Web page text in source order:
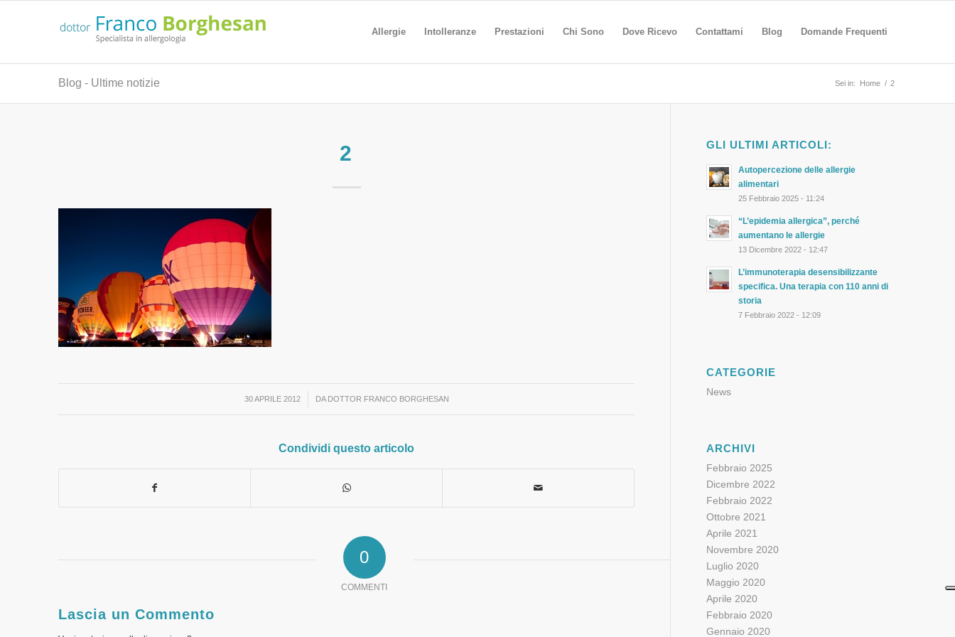
Allergie Intolleranze Prestazioni Chi Sono Dove Ricevo Contattami Blog Domande Frequenti
Blog - Ultime notizie Sei in: Home / 2
2
30 APRILE 2012
/ DA DOTTOR FRANCO BORGHESAN
Condividi questo articolo
0
COMMENTI
Lascia un Commento
GLI ULTIMI ARTICOLI:
Autopercezione delle allergie
alimentari
25 Febbraio 2025 - 11:24
“L’epidemia allergica”, perché
aumentano le allergie
13 Dicembre 2022 - 12:47
L’immunoterapia desensibilizzante
specifica. Una terapia con 110 anni di
storia
7 Febbraio 2022 - 12:09
CATEGORIE
News
ARCHIVI
Febbraio 2025
Dicembre 2022
Febbraio 2022
Ottobre 2021
Aprile 2021
Novembre 2020
Luglio 2020
Maggio 2020
Aprile 2020
Febbraio 2020
Gennaio 2020